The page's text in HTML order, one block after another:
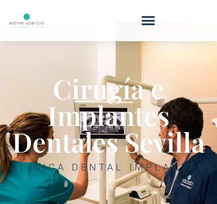
Cirugía e
Implantes
Dentales Sevilla
CLINICA DENTAL IMPLANTES